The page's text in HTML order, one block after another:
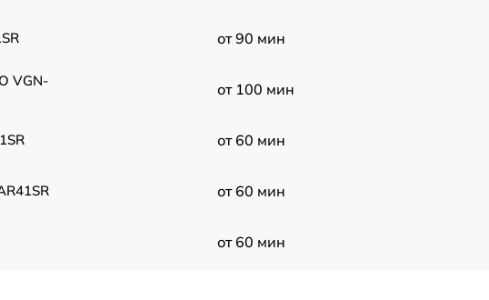
от 90 мин
VGN-
от 100 мин
от 60 мин
от 60 мин
от 60 мин